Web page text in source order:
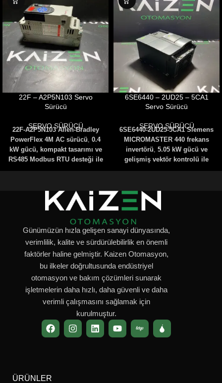
22F – A2P5N103 Servo
Sürücü
SERVO SÜRÜCÜ
22F-A2P5N103 Allen-Bradley
PowerFlex 4M AC sürücü, 0.4
kW gücü, kompakt tasarımı ve
RS485 Modbus RTU desteği ile
hassas motor kontrolü sağlar.
pompa ve fan uygulamalarında
verimli bir çözümdür
6SE6440 – 2UD25 – 5CA1
Servo Sürücü
SERVO SÜRÜCÜ
6SE6440-2UD25-5CA1 Siemens
MICROMASTER 440 frekans
invertörü, 5.05 kW gücü ve
gelişmiş vektör kontrolü ile
hassas hız ayarı sunar.
PROFIBUS ve RS485 desteği
ile otomasyon sistemlerine
kolayca entegre edilir
Günümüzün hızla gelişen sanayi dünyasında,
verimlilik, kalite ve sürdürülebilirlik en önemli
faktörler haline gelmiştir. Kaizen Otomasyon,
bu ilkeler doğrultusunda endüstriyel
otomasyon ve bakım çözümleri sunarak
işletmelerin daha hızlı, daha güvenli ve daha
verimli çalışmasını sağlamak için
kurulmuştur.
ÜRÜNLER